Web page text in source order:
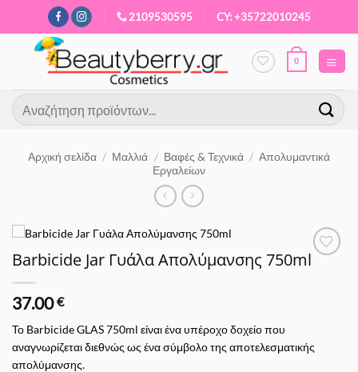
Μετάβαση
περιεχόμενο
2109530595 CY: +35722010245
0
Αναζήτηση
για:
Αρχική σελίδα / Μαλλιά / Βαφές & Τεχνικά / Απολυμαντικά
Εργαλείων
Προσθήκη
Barbicide Jar Γυάλα Απολύμανσης 750ml
37.00€
Το Barbicide GLAS 750ml είναι ένα υπέροχο δοχείο που
αναγνωρίζεται διεθνώς ως ένα σύμβολο της αποτελεσματικής
απολύμανσης.